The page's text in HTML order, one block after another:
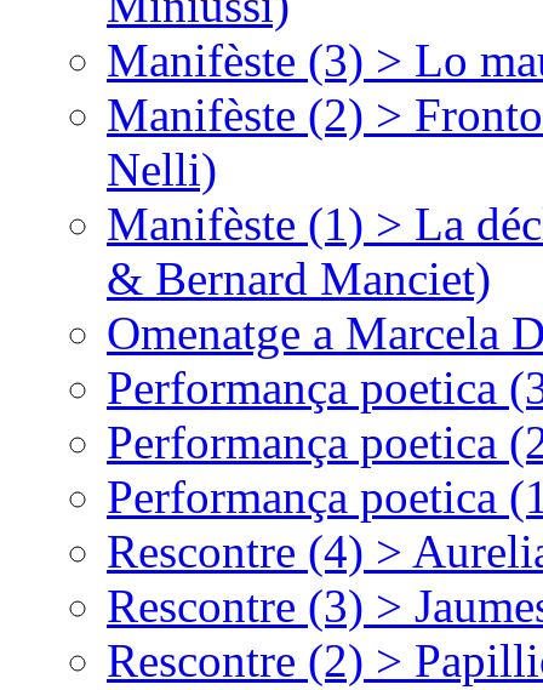
Manifèste (3) > Lo
Manifèste (2) >
Nelli)
Manifèste (1) > La
& Bernard Manciet)
Omenatge a Marcela
Performança poetica
Performança poetica
Performança poetica
Rescontre (4) >
Rescontre (3) >
Rescontre (2) >